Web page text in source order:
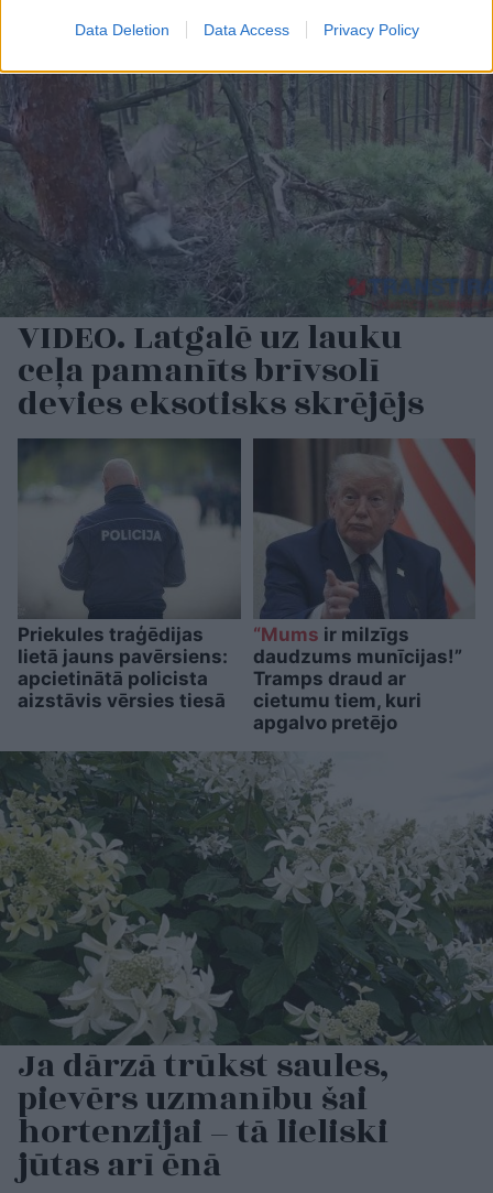
Data Deletion Data Access Privacy Policy
VIDEO. Latgalē uz lauku
ceļa pamanīts brīvsolī
devies eksotisks skrējējs
Priekules traģēdijas
lietā jauns pavērsiens:
apcietinātā policista
aizstāvis vērsies tiesā
“Mums ir milzīgs
daudzums munīcijas!”
Tramps draud ar
cietumu tiem, kuri
apgalvo pretējo
Ja dārzā trūkst saules,
pievērs uzmanību šai
hortenzijai – tā lieliski
jūtas arī ēnā